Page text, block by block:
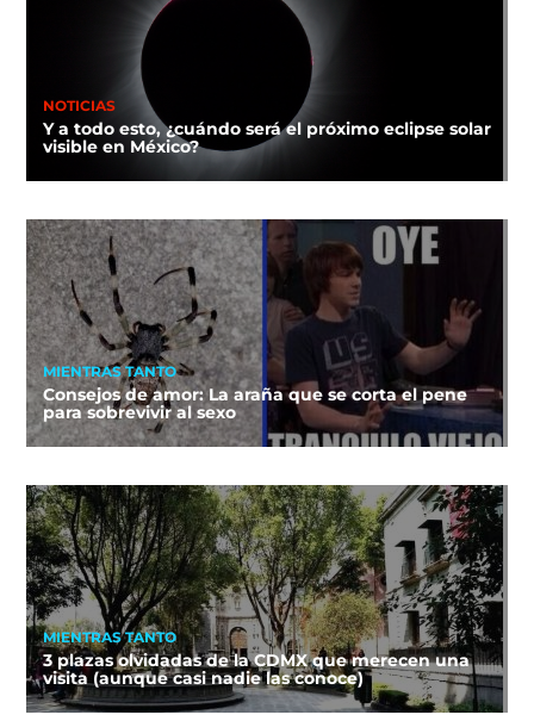
NOTICIAS
Y a todo esto, ¿cuándo será el próximo eclipse solar
visible en México?
MIENTRAS TANTO
Consejos de amor: La araña que se corta el pene
para sobrevivir al sexo
MIENTRAS TANTO
3 plazas olvidadas de la CDMX que merecen una
visita (aunque casi nadie las conoce)